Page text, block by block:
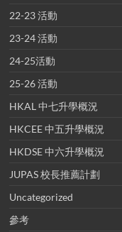
22-23 活動
23-24 活動
24-25活動
25-26 活動
HKAL 中七升學概況
HKCEE 中五升學概況
HKDSE 中六升學概況
JUPAS 校長推薦計劃
Uncategorized
參考